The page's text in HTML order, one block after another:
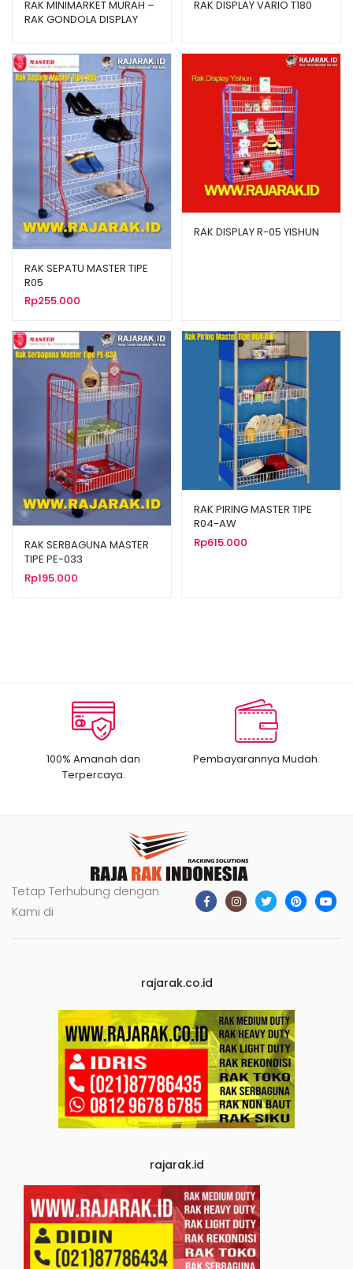
RAK MINIMARKET MURAH –
RAK GONDOLA DISPLAY
RAK DISPLAY VARIO T180
RAK SEPATU MASTER TIPE
R05
Rp255.000
RAK DISPLAY R-05 YISHUN
RAK SERBAGUNA MASTER
TIPE PE-033
Rp195.000
RAK PIRING MASTER TIPE
R04-AW
Rp615.000
100% Amanah dan
Terpercaya.
Pembayarannya Mudah.
Tetap Terhubung dengan
Kami di
rajarak.co.id
rajarak.id